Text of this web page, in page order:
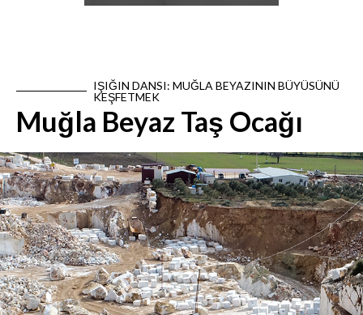
IŞIĞIN DANSI: MUĞLA BEYAZININ BÜYÜSÜNÜ
KEŞFETMEK
Muğla Beyaz Taş Ocağı